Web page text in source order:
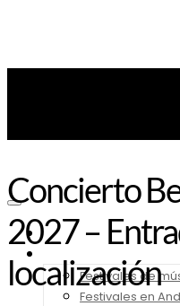
Noticias
Festivales de
Festivales en
Concierto
2027 –
localización